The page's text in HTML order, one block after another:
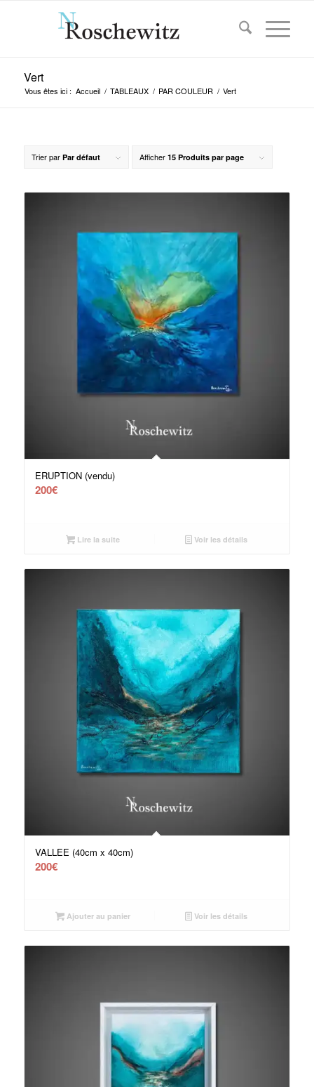
Vert
Vous êtes ici : Accueil / TABLEAUX / PAR COULEUR / Vert
Trier par Par défaut Afficher 15 Produits par page
ERUPTION (vendu)
200€
Lire la suite Voir les détails
VALLEE (40cm x 40cm)
200€
Ajouter au panier Voir les détails